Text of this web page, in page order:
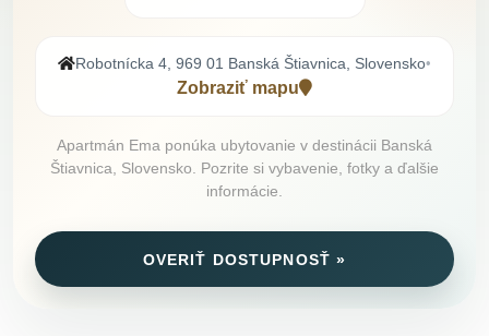
Robotnícka 4, 969 01 Banská Štiavnica, Slovensko•
Zobraziť mapu
Apartmán Ema ponúka ubytovanie v destinácii Banská
Štiavnica, Slovensko. Pozrite si vybavenie, fotky a ďalšie
informácie.
OVERIŤ DOSTUPNOSŤ »